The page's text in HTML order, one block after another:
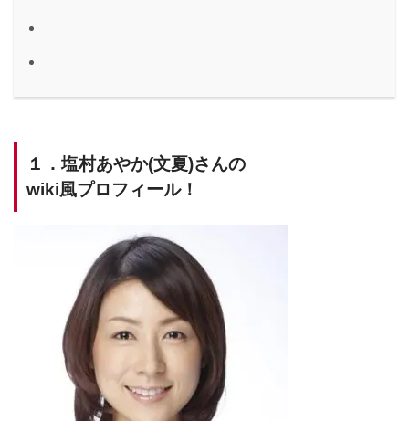
１．塩村あやか(文夏)さんの
wiki風プロフィール！